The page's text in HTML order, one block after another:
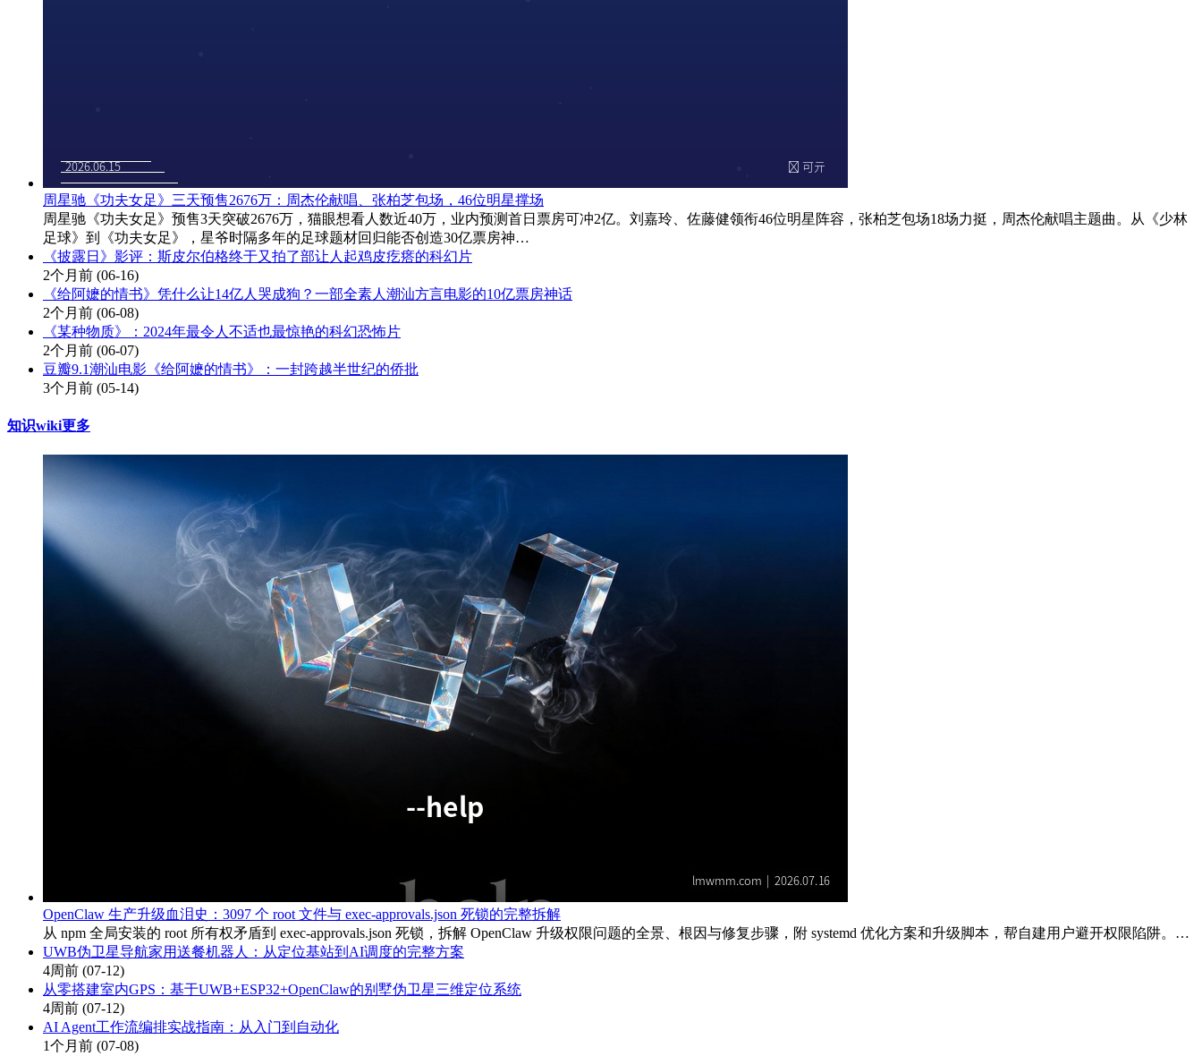
周星驰《功夫女足》三天预售2676万：周杰伦献唱、张柏芝包场，46位明星撑场
周星驰《功夫女足》预售3天突破2676万，猫眼想看人数近40万，业内预测首日票房可冲2亿。刘嘉玲、佐藤健领衔46位明星阵容，张柏芝包场18场力挺，周杰伦献唱主题曲。从《少林
足球》到《功夫女足》，星爷时隔多年的足球题材回归能否创造30亿票房神…
《披露日》影评：斯皮尔伯格终于又拍了部让人起鸡皮疙瘩的科幻片
2个月前 (06-16)
《给阿嬷的情书》凭什么让14亿人哭成狗？一部全素人潮汕方言电影的10亿票房神话
2个月前 (06-08)
《某种物质》：2024年最令人不适也最惊艳的科幻恐怖片
2个月前 (06-07)
豆瓣9.1潮汕电影《给阿嬷的情书》：一封跨越半世纪的侨批
3个月前 (05-14)
知识wiki更多
OpenClaw 生产升级血泪史：3097 个 root 文件与 exec-approvals.json 死锁的完整拆解
从 npm 全局安装的 root 所有权矛盾到 exec-approvals.json 死锁，拆解 OpenClaw 升级权限问题的全景、根因与修复步骤，附 systemd 优化方案和升级脚本，帮自建用户避开权限陷阱。…
UWB伪卫星导航家用送餐机器人：从定位基站到AI调度的完整方案
4周前 (07-12)
从零搭建室内GPS：基于UWB+ESP32+OpenClaw的别墅伪卫星三维定位系统
4周前 (07-12)
AI Agent工作流编排实战指南：从入门到自动化
1个月前 (07-08)